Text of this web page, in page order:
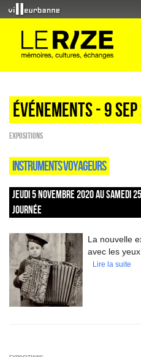
Événements - 9 Sep
EXPOSITIONS
INSTRUMENTS VOYAGEURS
JEUDI 5 NOVEMBRE 2020 AU SAMEDI
JOURNÉE
La nouvelle
avec les yeux
Lire la suite